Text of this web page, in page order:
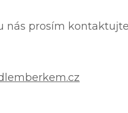
nás prosím